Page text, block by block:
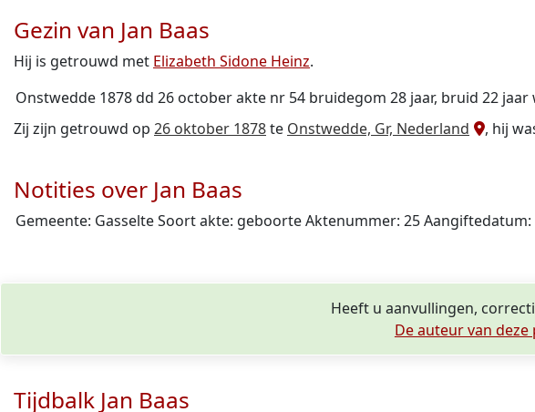
Gezin van Jan Baas
Hij is getrouwd met Elizabeth Sidone Heinz.
Onstwedde 1878 dd 26 october akte nr 54 bruidegom 28 jaar, bruid 22
Zij zijn getrouwd op 26 oktober 1878te Onstwedde, Gr, Nederland , hij
Notities over Jan Baas
Gemeente: Gasselte Soort akte: geboorte Aktenummer: 25 Aangiftedatum:
Heeft u aanvullingen,
De auteur van
Tijdbalk Jan Baas